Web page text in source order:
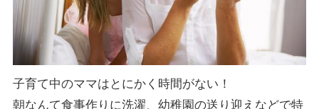
子育て中のママはとにかく時間がない！
朝なんて食事作りに洗濯、幼稚園の送り迎えなどで特